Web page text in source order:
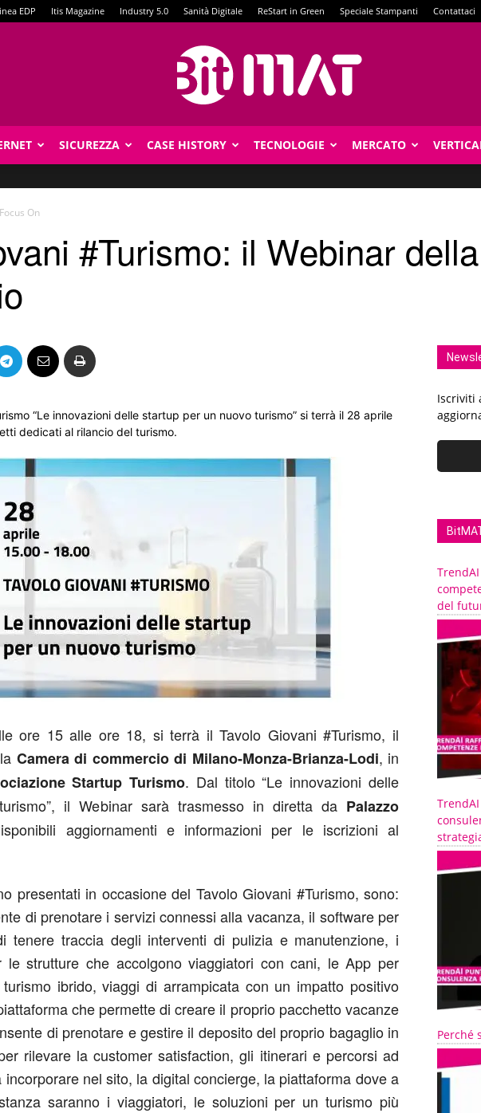
EDP Itis Magazine Industry 5.0 Sanità Digitale ReStart in Green Speciale Stampanti Contattaci
SICUREZZA CASE HISTORY TECNOLOGIE MERCATO
On
#Turismo: il Webinar
“Le innovazioni delle startup per un nuovo turismo” si terrà il 28 aprile
dedicati al rilancio del turismo.
ore 15 alle ore 18, si terrà il Tavolo Giovani #Turismo, il
Camera di commercio di Milano-Monza-Brianza-Lodi, in
Startup Turismo. Dal titolo “Le innovazioni delle
il Webinar sarà trasmesso in diretta da Palazzo
aggiornamenti e informazioni per le iscrizioni al
presentati in occasione del Tavolo Giovani #Turismo, sono:
di prenotare i servizi connessi alla vacanza, il software per
tenere traccia degli interventi di pulizia e manutenzione, i
strutture che accolgono viaggiatori con cani, le App per
ibrido, viaggi di arrampicata con un impatto positivo
che permette di creare il proprio pacchetto vacanze
di prenotare e gestire il deposito del proprio bagaglio in
rilevare la customer satisfaction, gli itinerari e percorsi ad
nel sito, la digital concierge, la piattaforma dove a
saranno i viaggiatori, le soluzioni per un turismo più
Iscriviti
del
Perché